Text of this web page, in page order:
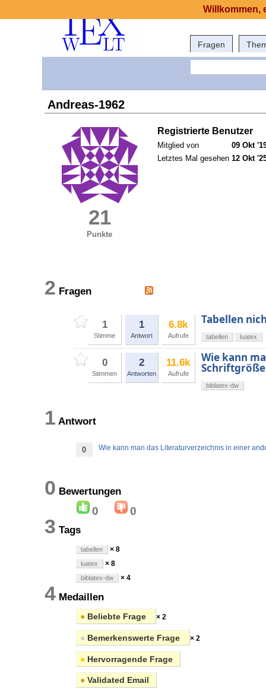
Fragen
Andreas-1962
21
Punkte
Registrierte Benutzer
Mitglied von
09 Okt
Letztes Mal gesehen 12 Okt
2 Fragen
1
Stimme
1
Antwort
6.8k
Aufrufe
Tabellen
tabellen luatex
0
Stimmen
2
Antworten
11.6k
Aufrufe
Wie kann
biblatex-dw
1 Antwort
0 Wie kann man das Literaturverzeichnis in einer
0 Bewertungen
0 0
3 Tags
tabellen × 8
luatex × 8
biblatex-dw × 4
4 Medaillen
● Beliebte Frage × 2
● Bemerkenswerte Frage × 2
● Hervorragende Frage
● Validated Email
Willkommen,